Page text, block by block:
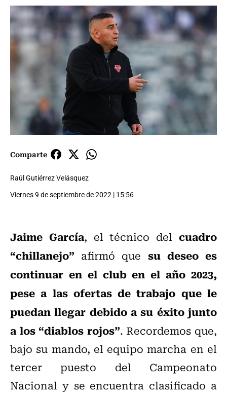
Comparte
Raúl Gutiérrez Velásquez
Viernes 9 de septiembre de 2022 | 15:56
Jaime García, el técnico delcuadro
“chillanejo” afirmó que su deseo es
continuar en el club en el año 2023,
pese a las ofertas de trabajo que le
puedan llegar debido a su éxito junto
a los “diablos rojos”. Recordemos que,
bajo su mando, el equipo marcha en el
tercer puesto del Campeonato
Nacional y se encuentra clasificado a